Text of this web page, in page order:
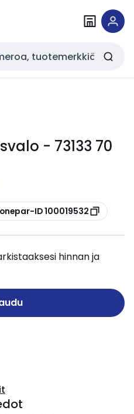
- 73133 70
ID 100019532
hinnan ja